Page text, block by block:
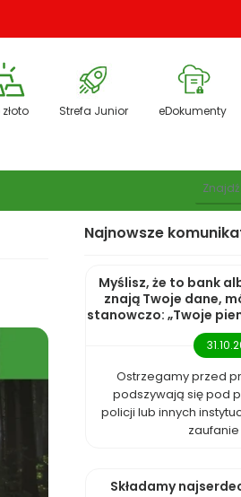
Strefa Junior eDokumenty
Najnowsze
Myślisz, że to bank
znają Twoje dane,
stanowczo: „Twoje
Ostrzegamy przed
podszywają się pod
policji lub innych
zaufanie
Składamy